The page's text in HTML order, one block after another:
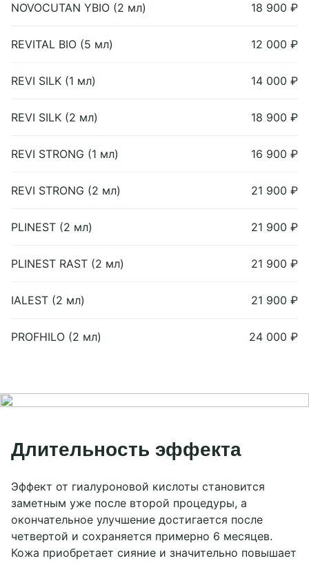
NOVOCUTAN YBIO (2 мл) 18 900 ₽
REVITAL BIO (5 мл) 12 000 ₽
REVI SILK (1 мл) 14 000 ₽
REVI SILK (2 мл) 18 900 ₽
REVI STRONG (1 мл) 16 900 ₽
REVI STRONG (2 мл) 21 900 ₽
PLINEST (2 мл) 21 900 ₽
PLINEST RAST (2 мл) 21 900 ₽
IALEST (2 мл) 21 900 ₽
PROFHILO (2 мл) 24 000 ₽
Длительность эффекта
Эффект от гиалуроновой кислоты становится
заметным уже после второй процедуры, а
окончательное улучшение достигается после
четвертой и сохраняется примерно 6 месяцев.
Кожа приобретает сияние и значительно повышает